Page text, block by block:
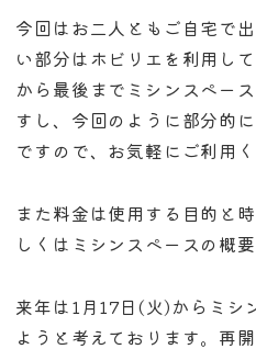
今回はお二人ともご自宅で
い部分はホビリエを利用し
から最後までミシンスペー
すし、今回のように部分的
ですので、お気軽にご利用く
また料金は使用する目的と
しくはミシンスペースの概
来年は1月17日(火)からミシ
ようと考えております。再